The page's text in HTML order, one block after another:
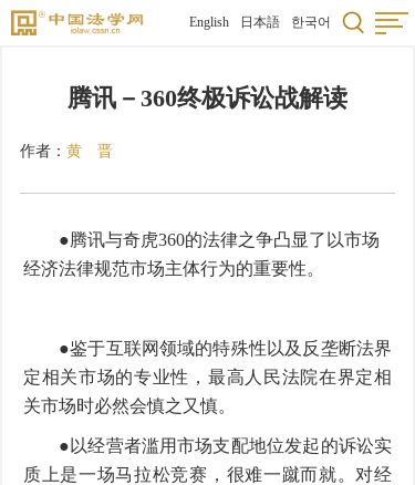
English 日本語 한국어
腾讯－360终极诉讼战解读
作者： 黄 晋
●腾讯与奇虎360的法律之争凸显了以市场
经济法律规范市场主体行为的重要性。
●鉴于互联网领域的特殊性以及反垄断法界
定相关市场的专业性，最高人民法院在界定相
关市场时必然会慎之又慎。
●以经营者滥用市场支配地位发起的诉讼实
质上是一场马拉松竞赛，很难一蹴而就。对经